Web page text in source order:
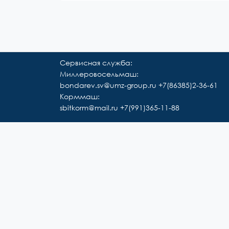
Сервисная служба:
Миллеровосельмаш:
bondarev.sv@umz-group.ru +7(86385)2-36-61
Корммаш:
sbitkorm@mail.ru +7(991)365-11-88